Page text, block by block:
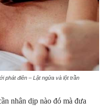
phát điên – Lật ngửa và lột trần
nhân dịp nào đó mà đưa